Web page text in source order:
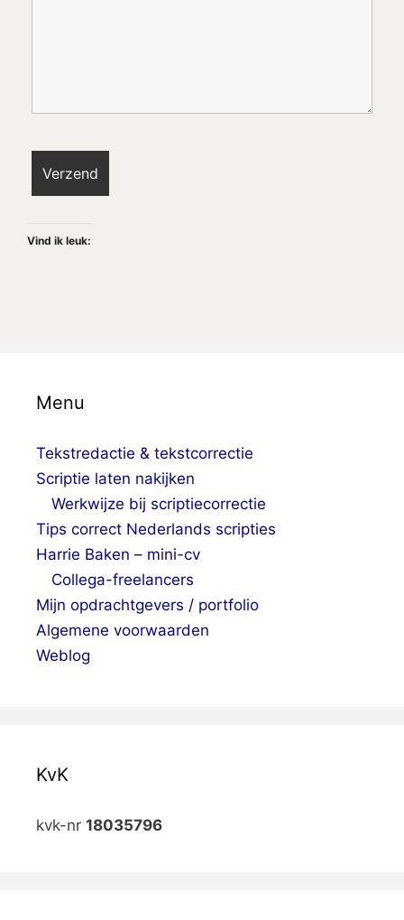
Vind ik leuk:
Menu
Tekstredactie & tekstcorrectie
Scriptie laten nakijken
Werkwijze bij scriptiecorrectie
Tips correct Nederlands scripties
Harrie Baken – mini-cv
Collega-freelancers
Mijn opdrachtgevers / portfolio
Algemene voorwaarden
Weblog
KvK
kvk-nr 18035796